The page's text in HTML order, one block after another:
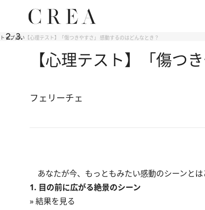
トップ占い 【心理テスト】「傷つきやすさ」 感動するのはどんなとき？
【心理テスト】「傷つ
フェリーチェ
あなたが今、もっともみたい感動のシーンと
1. 目の前に広がる絶景のシーン
» 結果を見る